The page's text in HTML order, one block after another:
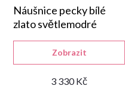
Náušnice pecky bílé
zlato světlemodré
3 330 Kč
Zobrazit